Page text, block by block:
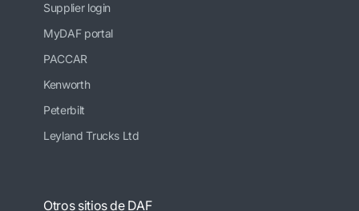
Supplier login
MyDAF portal
PACCAR
Kenworth
Peterbilt
Leyland Trucks Ltd
Otros sitios de DAF